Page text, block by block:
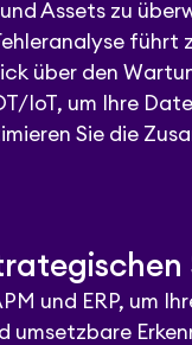
Assets zu
führt
über den
IoT, um Ihre
Sie die
und ERP, um
umsetzbare